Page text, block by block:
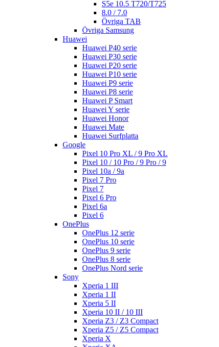
S5e 10.5 T720/T725
8.0 / 7.0
Övriga TAB
Övriga Samsung
Huawei
Huawei P40 serie
Huawei P30 serie
Huawei P20 serie
Huawei P10 serie
Huawei P9 serie
Huawei P8 serie
Huawei P Smart
Huawei Y serie
Huawei Honor
Huawei Mate
Huawei Surfplatta
Google
Pixel 10 Pro XL / 9 Pro XL
Pixel 10 / 10 Pro / 9 Pro / 9
Pixel 10a / 9a
Pixel 7 Pro
Pixel 7
Pixel 6 Pro
Pixel 6a
Pixel 6
OnePlus
OnePlus 12 serie
OnePlus 10 serie
OnePlus 9 serie
OnePlus 8 serie
OnePlus Nord serie
Sony
Xperia 1 III
Xperia 1 II
Xperia 5 II
Xperia 10 II / 10 III
Xperia Z3 / Z3 Compact
Xperia Z5 / Z5 Compact
Xperia X